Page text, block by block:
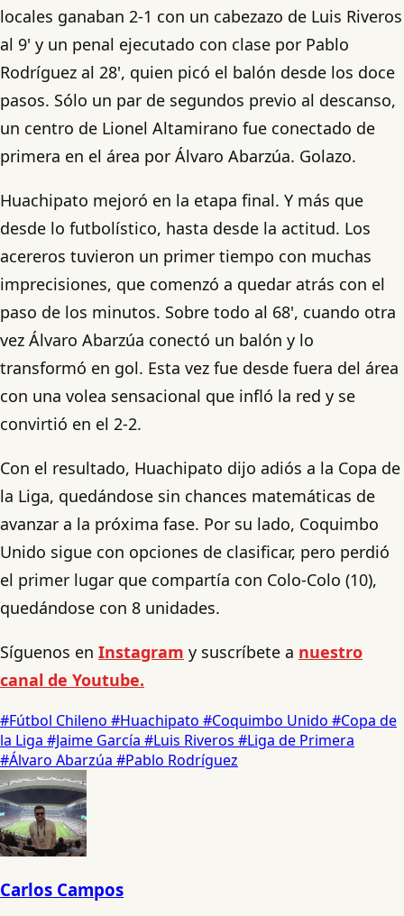
locales ganaban 2-1 con un cabezazo de Luis Riveros
al 9' y un penal ejecutado con clase por Pablo
Rodríguez al 28', quien picó el balón desde los doce
pasos. Sólo un par de segundos previo al descanso,
un centro de Lionel Altamirano fue conectado de
primera en el área por Álvaro Abarzúa. Golazo.
Huachipato mejoró en la etapa final. Y más que
desde lo futbolístico, hasta desde la actitud. Los
acereros tuvieron un primer tiempo con muchas
imprecisiones, que comenzó a quedar atrás con el
paso de los minutos. Sobre todo al 68', cuando otra
vez Álvaro Abarzúa conectó un balón y lo
transformó en gol. Esta vez fue desde fuera del área
con una volea sensacional que infló la red y se
convirtió en el 2-2.
Con el resultado, Huachipato dijo adiós a la Copa de
la Liga, quedándose sin chances matemáticas de
avanzar a la próxima fase. Por su lado, Coquimbo
Unido sigue con opciones de clasificar, pero perdió
el primer lugar que compartía con Colo-Colo (10),
quedándose con 8 unidades.
Síguenos en Instagram y suscríbete a nuestro
canal de Youtube.
#Fútbol Chileno #Huachipato #Coquimbo Unido #Copa de
la Liga #Jaime García #Luis Riveros #Liga de Primera
#Álvaro Abarzúa #Pablo Rodríguez
Carlos Campos